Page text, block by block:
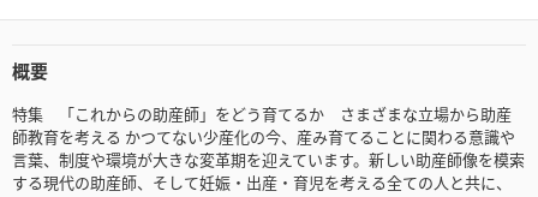
概要
特集 「これからの助産師」をどう育てるか さまざまな立場から助産
師教育を考える かつてない少産化の今、産み育てることに関わる意識や
言葉、制度や環境が大きな変革期を迎えています。新しい助産師像を模索
する現代の助産師、そして妊娠・出産・育児を考える全ての人と共に、